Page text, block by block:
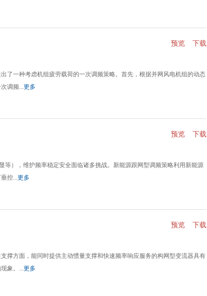
下载
预览
了一种考虑机组疲劳载荷的一次调频策略。首先，根据并网风电机组的动态
调频...更多
下载
预览
等），维护频率稳定安全面临诸多挑战。新能源跟网型调频策略利用新能源
控...更多
下载
预览
撑方面，能同时提供主动惯量支撑和快速频率响应服务的构网型变流器具有
象。...更多